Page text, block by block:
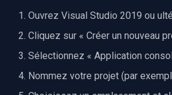
Ouvrez Visual Studio 2019 ou
Cliquez sur « Créer un nouveau
Sélectionnez « Application
Nommez votre projet (par